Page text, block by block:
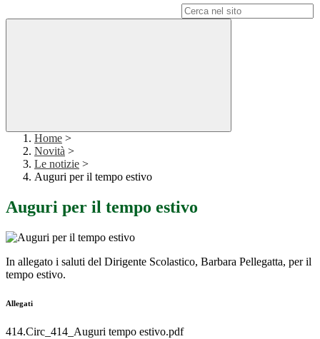
Home >
Novità >
Le notizie >
Auguri per il tempo estivo
Auguri per il tempo estivo
In allegato i saluti del Dirigente Scolastico, Barbara Pellegatta, per il
tempo estivo.
Allegati
414.Circ_414_Auguri tempo estivo.pdf